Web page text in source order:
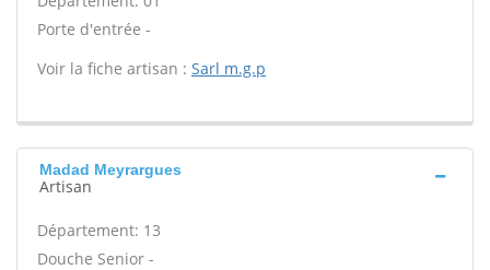
Porte d'entrée -
Voir la fiche artisan : Sarl m.g.p
Madad Meyrargues
Artisan
Département: 13
Douche Senior -